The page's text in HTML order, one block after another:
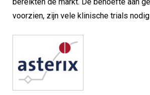
voorzien, zijn vele klinische trials